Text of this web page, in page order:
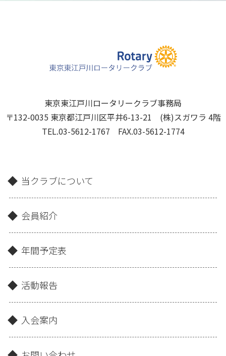
東京東江戸川ロータリークラブ事務局
〒132-0035 東京都江戸川区平井6-13-21 (株)スガワラ 4階
TEL.03-5612-1767 FAX.03-5612-1774
当クラブについて
会員紹介
年間予定表
活動報告
入会案内